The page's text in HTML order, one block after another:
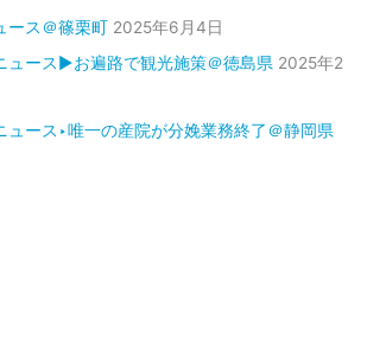
ース＠篠栗町 2025年6月4日
ュース▶お遍路で観光施策＠徳島県 2025年2
ュース‣唯一の産院が分娩業務終了＠静岡県